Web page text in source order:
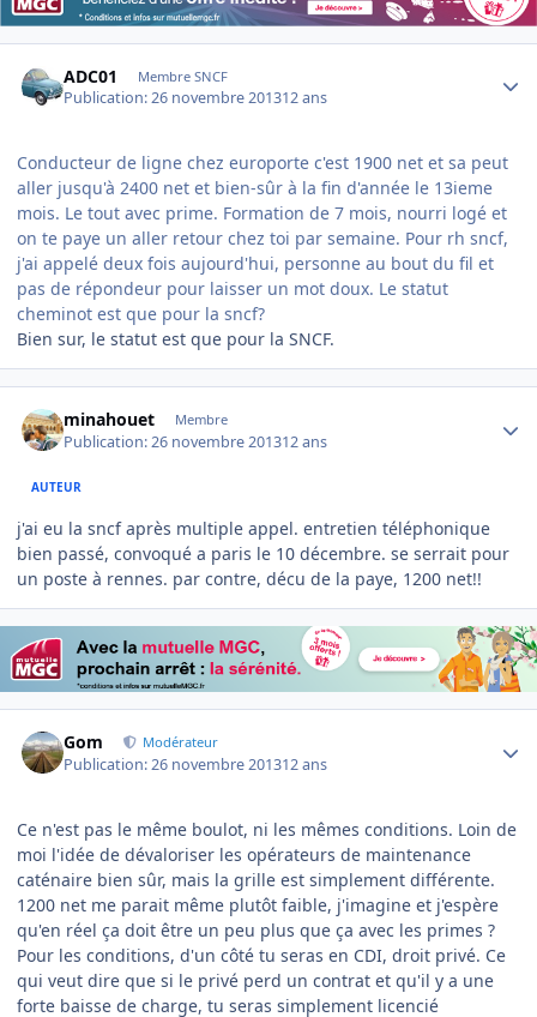
ADC01 Membre SNCF
Publication:26 novembre 201312 ans
Conducteur de ligne chez europorte c'est 1900 net et sa peut
aller jusqu'à 2400 net et bien-sûr à la fin d'année le 13ieme
mois. Le tout avec prime. Formation de 7 mois, nourri logé et
on te paye un aller retour chez toi par semaine. Pour rh sncf,
j'ai appelé deux fois aujourd'hui, personne au bout du fil et
pas de répondeur pour laisser un mot doux. Le statut
cheminot est que pour la sncf?
Bien sur, le statut est que pour la SNCF.
minahouet Membre
Publication:26 novembre 201312 ans
AUTEUR
j'ai eu la sncf après multiple appel. entretien téléphonique
bien passé, convoqué a paris le 10 décembre. se serrait pour
un poste à rennes. par contre, décu de la paye, 1200 net!!
Gom Modérateur
Publication:26 novembre 201312 ans
Ce n'est pas le même boulot, ni les mêmes conditions. Loin de
moi l'idée de dévaloriser les opérateurs de maintenance
caténaire bien sûr, mais la grille est simplement différente.
1200 net me parait même plutôt faible, j'imagine et j'espère
qu'en réel ça doit être un peu plus que ça avec les primes ?
Pour les conditions, d'un côté tu seras en CDI, droit privé. Ce
qui veut dire que si le privé perd un contrat et qu'il y a une
forte baisse de charge, tu seras simplement licencié